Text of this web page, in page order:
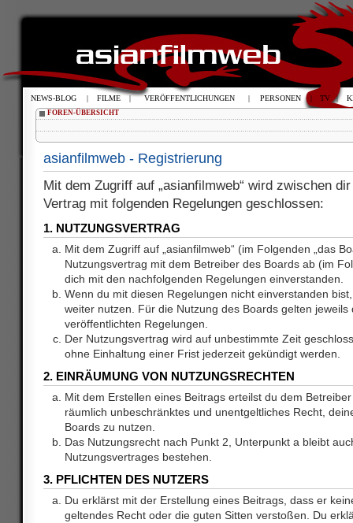
FOREN-ÜBERSICHT
asianfilmweb - Registrierung
Mit dem Zugriff auf „asianfilmweb“ wird zwischen
Vertrag mit folgenden Regelungen geschlossen:
1. NUTZUNGSVERTRAG
Mit dem Zugriff auf „asianfilmweb“ (im Folgenden „das
Nutzungsvertrag mit dem Betreiber des Boards ab (im
dich mit den nachfolgenden Regelungen einverstanden.
Wenn du mit diesen Regelungen nicht einverstanden
weiter nutzen. Für die Nutzung des Boards gelten jeweils
veröffentlichten Regelungen.
Der Nutzungsvertrag wird auf unbestimmte Zeit
ohne Einhaltung einer Frist jederzeit gekündigt werden.
2. EINRÄUMUNG VON NUTZUNGSRECHTEN
Mit dem Erstellen eines Beitrags erteilst du dem
räumlich unbeschränktes und unentgeltliches Recht,
Boards zu nutzen.
Das Nutzungsrecht nach Punkt 2, Unterpunkt a bleibt
Nutzungsvertrages bestehen.
3. PFLICHTEN DES NUTZERS
Du erklärst mit der Erstellung eines Beitrags, dass er
geltendes Recht oder die guten Sitten verstoßen. Du
NEWS-BLOG | FILME | VERÖFFENTLICHUNGEN | PERSONEN | TV |